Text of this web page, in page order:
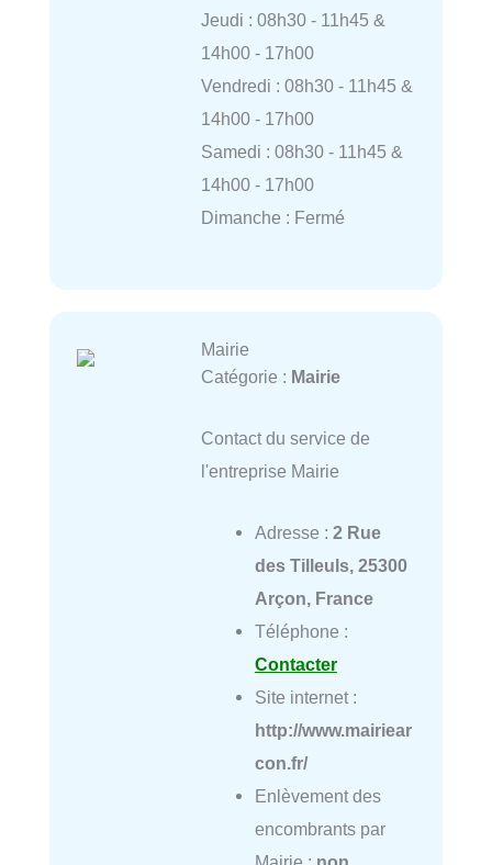
Jeudi : 08h30 - 11h45 &
14h00 - 17h00
Vendredi : 08h30 - 11h45 &
14h00 - 17h00
Samedi : 08h30 - 11h45 &
14h00 - 17h00
Dimanche : Fermé
Mairie
Catégorie : Mairie
Contact du service de
l'entreprise Mairie
Adresse : 2 Rue
des Tilleuls, 25300
Arçon, France
Téléphone :
Contacter
Site internet :
http://www.mairiear
con.fr/
Enlèvement des
encombrants par